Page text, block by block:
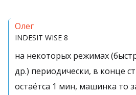
Олег
INDESIT WISE 8
на некоторых режимах
др.) периодически, в конце
остаётса 1 мин, машинка то